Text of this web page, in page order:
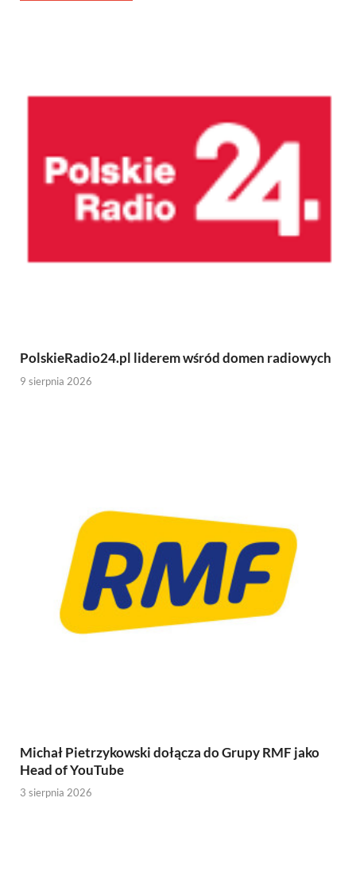
PolskieRadio24.pl liderem wśród domen radiowych
9 sierpnia 2026
Michał Pietrzykowski dołącza do Grupy RMF jako
Head of YouTube
3 sierpnia 2026